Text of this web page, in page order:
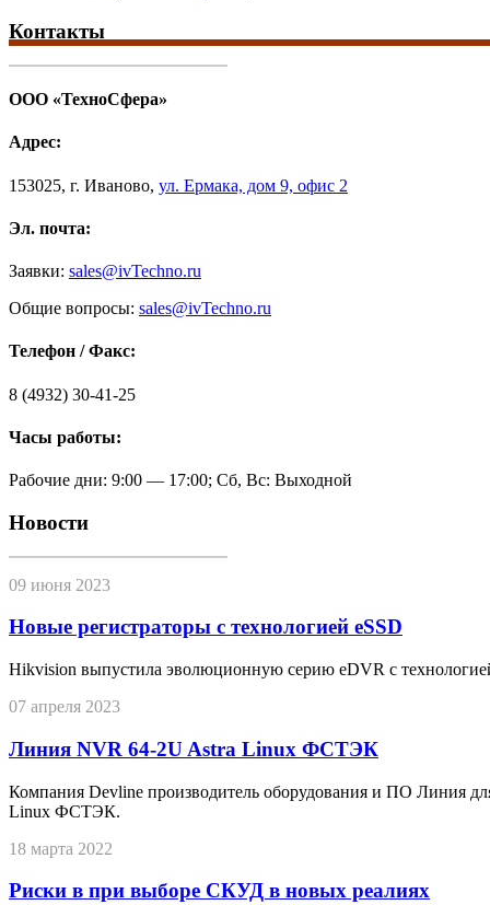
Контакты
ООО «ТехноСфера»
Адрес:
153025, г. Иваново, ул. Ермака, дом 9, офис 2
Эл. почта:
Заявки: sales@ivTechno.ru
Общие вопросы: sales@ivTechno.ru
Телефон / Факс:
8 (4932) 30-41-25
Часы работы:
Рабочие дни: 9:00 — 17:00; Сб, Вс: Выходной
Новости
09 июня 2023
Новые регистраторы с технологией eSSD
Hikvision выпустила эволюционную серию eDVR с
07 апреля 2023
Линия NVR 64-2U Astra Linux ФСТЭК
Компания Devline производитель оборудования и ПО Линия
Linux ФСТЭК.
18 марта 2022
Риски в при выборе СКУД в новых реалиях